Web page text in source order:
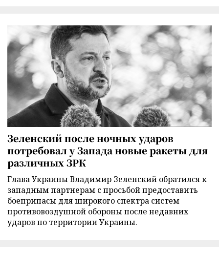
Зеленский после ночных ударов
потребовал у Запада новые ракеты для
различных ЗРК
Глава Украины Владимир Зеленский обратился к
западным партнерам с просьбой предоставить
боеприпасы для широкого спектра систем
противовоздушной обороны после недавних
ударов по территории Украины.